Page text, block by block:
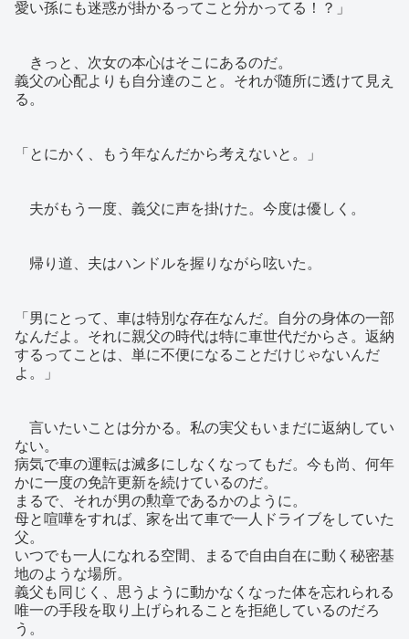
愛い孫にも迷惑が掛かるってこと分かってる！？」
きっと、次女の本心はそこにあるのだ。
義父の心配よりも自分達のこと。それが随所に透けて見え
る。
「とにかく、もう年なんだから考えないと。」
夫がもう一度、義父に声を掛けた。今度は優しく。
帰り道、夫はハンドルを握りながら呟いた。
「男にとって、車は特別な存在なんだ。自分の身体の一部
なんだよ。それに親父の時代は特に車世代だからさ。返納
するってことは、単に不便になることだけじゃないんだ
よ。」
言いたいことは分かる。私の実父もいまだに返納してい
ない。
病気で車の運転は滅多にしなくなってもだ。今も尚、何年
かに一度の免許更新を続けているのだ。
まるで、それが男の勲章であるかのように。
母と喧嘩をすれば、家を出て車で一人ドライブをしていた
父。
いつでも一人になれる空間、まるで自由自在に動く秘密基
地のような場所。
義父も同じく、思うように動かなくなった体を忘れられる
唯一の手段を取り上げられることを拒絶しているのだろ
う。